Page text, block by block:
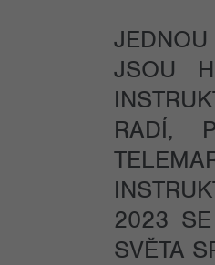
JSOU
RADÍ,
2023
SVĚTA